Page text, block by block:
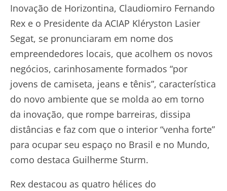
Inovação de Horizontina, Claudiomiro Fernando
Rex e o Presidente da ACIAP Kléryston Lasier
Segat, se pronunciaram em nome dos
empreendedores locais, que acolhem os novos
negócios, carinhosamente formados “por
jovens de camiseta, jeans e tênis”, característica
do novo ambiente que se molda ao em torno
da inovação, que rompe barreiras, dissipa
distâncias e faz com que o interior “venha forte”
para ocupar seu espaço no Brasil e no Mundo,
como destaca Guilherme Sturm.
Rex destacou as quatro hélices do